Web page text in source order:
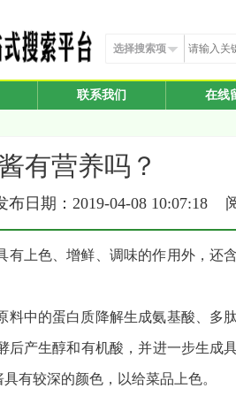
选择搜索项
联系我们 在线
有营养吗？
日期：2019-04-08 10:07:18
上色、增鲜、调味的作用外，还
中的蛋白质降解生成氨基酸、多
产生醇和有机酸，并进一步生成
有较深的颜色，以给菜品上色。